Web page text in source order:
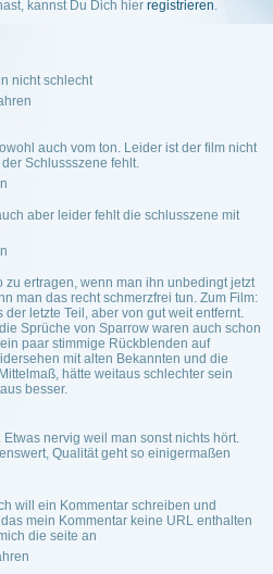
kannst Du Dich hier registrieren.
nicht schlecht
auch vom ton. Leider ist der film nicht
Schlussszene fehlt.
aber leider fehlt die schlusszene mit
zu ertragen, wenn man ihn unbedingt jetzt
man das recht schmerzfrei tun. Zum Film:
letzte Teil, aber von gut weit entfernt.
Sprüche von Sparrow waren auch schon
paar stimmige Rückblenden auf
mit alten Bekannten und die
hätte weitaus schlechter sein
besser.
Etwas nervig weil man sonst nichts hört.
Qualität geht so einigermaßen
will ein Kommentar schreiben und
mein Kommentar keine URL enthalten
die seite an